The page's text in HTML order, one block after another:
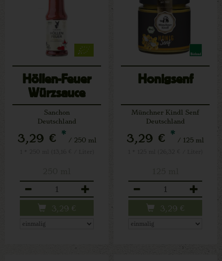
Höllen-Feuer
Würzsauce
Sanchon
Deutschland
3,29 € * / 250 ml
3,29 €
Honigsenf
Münchner Kindl Senf
Deutschland
3,29 € * / 125 ml
3,29 €